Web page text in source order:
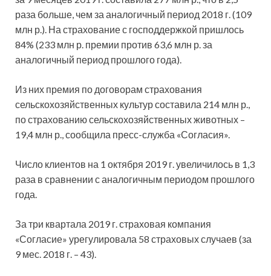
раза больше, чем за аналогичный период 2018 г. (109
млн р.). На страхование с господдержкой пришлось
84% (233 млн р. премии против 63,6 млн р. за
аналогичный период прошлого года).
Из них премия по договорам страхования
сельскохозяйственных культур составила 214 млн р.,
по страхованию сельскохозяйственных животных –
19,4 млн р., сообщила пресс-служба «Согласия».
Число клиентов на 1 октября 2019 г. увеличилось в 1,3
раза в сравнении с аналогичным периодом прошлого
года.
За три квартала 2019 г. страховая компания
«Согласие» урегулировала 58 страховых случаев (за
9 мес. 2018 г. – 43).